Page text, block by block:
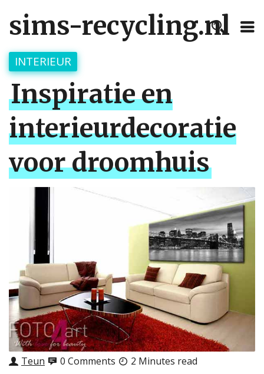
sims-recycling.nl
INTERIEUR
Inspiratie en
interieurdecoratie
voor droomhuis
Teun 0 Comments 2 Minutes read